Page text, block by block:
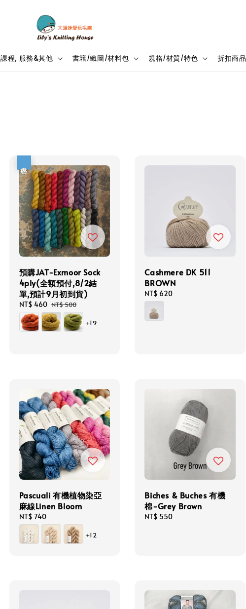
課程, 服務&其他 書籍/織圖/材料包 規格/材質/特色 折扣商品
預購JAT-Exmoor Sock
4ply(全額預付,8/2結
單,預計9月初到貨)
Sale
price
NT$ 460 Regular
price
NT$ 500
+19
Cashmere DK 511
BROWN
Regular
price
NT$ 620
Pascuali 有機植物染亞
麻線Linen Bloom
Regular
price
NT$ 740
+12
Biches & Buches 有機
棉-Grey Brown
Regular
NT$ 550